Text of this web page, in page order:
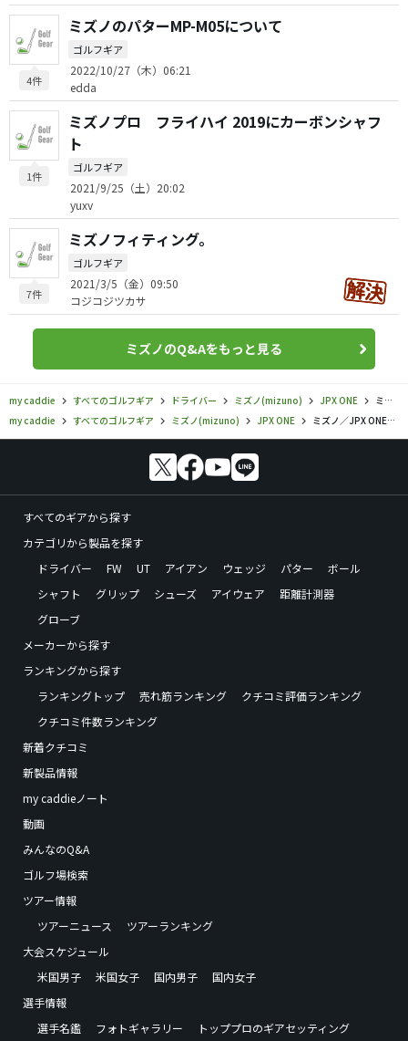
4件
ミズノのパターMP-M05について
ゴルフギア
2022/10/27（木）06:21
edda
1件
ミズノプロ フライハイ 2019にカーボンシャフ
ト
ゴルフギア
2021/9/25（土）20:02
yuxv
7件
ミズノフィティング。
ゴルフギア
2021/3/5（金）09:50
コジコジツカサ
ミズノのQ&Aをもっと見る
my caddie すべてのゴルフギア ドライバー ミズノ(mizuno) JPX ONE
ミズノ／JPX ONE／JPX ONE SELECT ドライバーの口コミ評価
my caddie
すべてのゴルフギア ミズノ(mizuno) JPX ONE ミズノ／JPX ONE／JPX ONE SELECT ドライバーの口コミ評価
すべてのギアから探す
カテゴリから製品を探す
ドライバー
FW UT アイアン ウェッジ パター
ボール
シャフト
グリップ シューズ アイウェア
距離計測器
グローブ
メーカーから探す
ランキングから探す
ランキングトップ
売れ筋ランキング
クチコミ評価ランキング
クチコミ件数ランキング
新着クチコミ
新製品情報
my caddieノート
動画
みんなのQ&A
ゴルフ場検索
ツアー情報
ツアーニュース
ツアーランキング
大会スケジュール
米国男子
米国女子 国内男子
国内女子
選手情報
選手名鑑
フォトギャラリー トッププロのギアセッティング